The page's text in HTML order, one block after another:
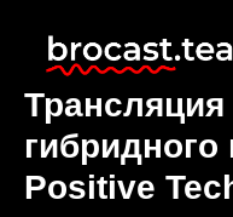
Трансляция
Positive